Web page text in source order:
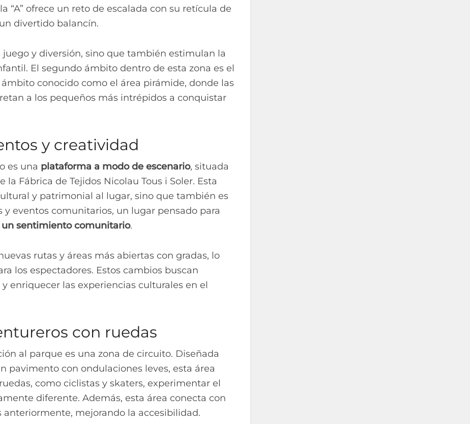
“A” ofrece un reto de escalada con su retícula de
divertido balancín.
y diversión, sino que también estimulan la
El segundo ámbito dentro de esta zona es el
conocido como el área pirámide, donde las
a los pequeños más intrépidos a conquistar
y creatividad
es una plataforma a modo de escenario, situada
Fábrica de Tejidos Nicolau Tous i Soler. Esta
y patrimonial al lugar, sino que también es
eventos comunitarios, un lugar pensado para
sentimiento comunitario.
rutas y áreas más abiertas con gradas, lo
los espectadores. Estos cambios buscan
enriquecer las experiencias culturales en el
con ruedas
al parque es una zona de circuito. Diseñada
pavimento con ondulaciones leves, esta área
como ciclistas y skaters, experimentar el
diferente. Además, esta área conecta con
anteriormente, mejorando la accesibilidad.